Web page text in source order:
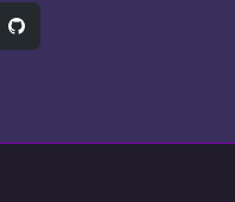
Android в компании.
GitHub